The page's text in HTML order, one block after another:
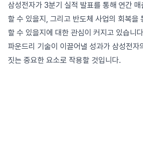
삼성전자가 3분기 실적 발표를 통해 연간
할 수 있을지, 그리고 반도체 사업의 회복을
할 수 있을지에 대한 관심이 커지고 있습니
파운드리 기술이 이끌어낼 성과가 삼성전자
짓는 중요한 요소로 작용할 것입니다.